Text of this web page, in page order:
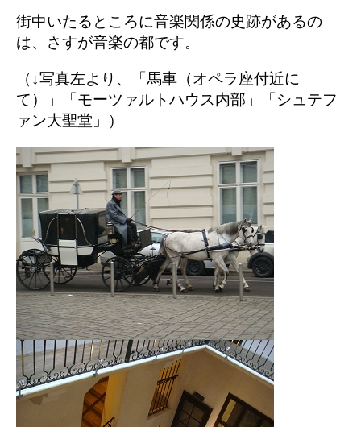
街中いたるところに音楽関係の史跡があるの
は、さすが音楽の都です。
（↓写真左より、「馬車（オペラ座付近に
て）」「モーツァルトハウス内部」「シュテフ
ァン大聖堂」）